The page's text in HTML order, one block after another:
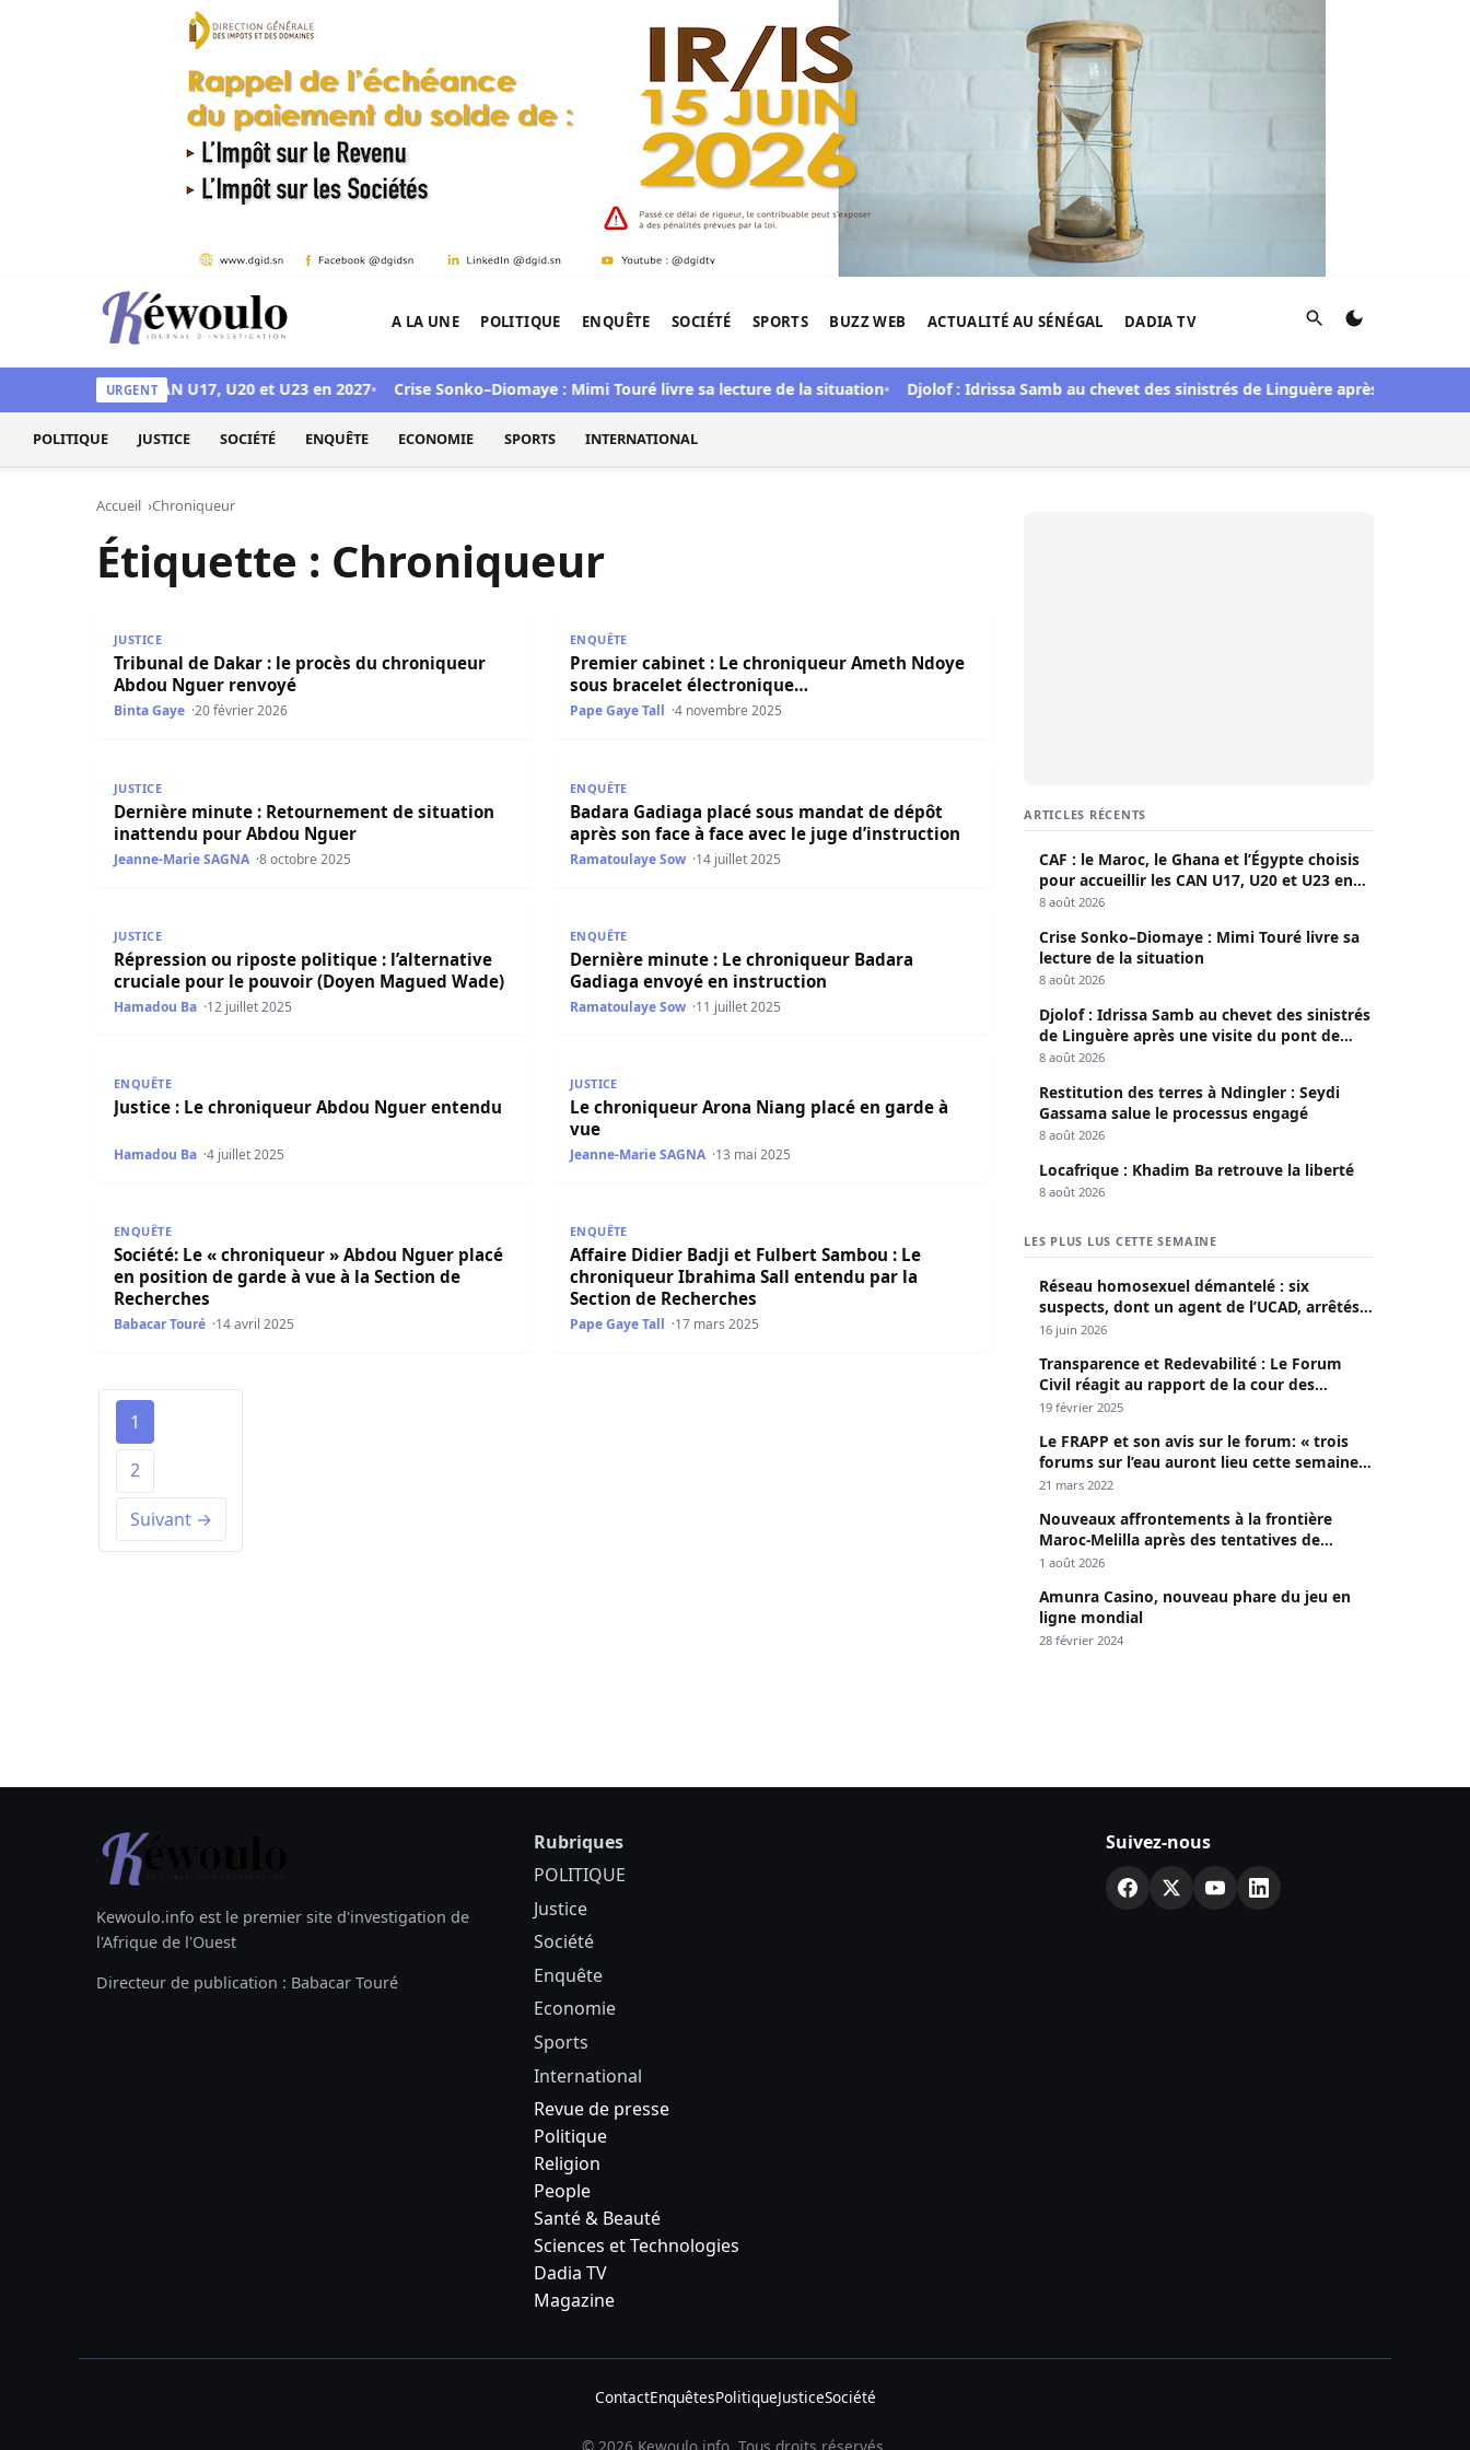
Aller au contenu
Kéwoulo, le premier site d'information et d'investigation de l'Afrique.
A LA UNE POLITIQUE ENQUÊTE SOCIÉTÉ SPORTS BUZZ WEB ACTUALITÉ AU SÉNÉGAL DADIA TV Rechercher
URGENT
accueillir les CAN U17, U20 et U23 en 2027 Crise Sonko–Diomaye : Mimi Touré livre sa lecture de la situation Djolof : Idrissa Samb au chevet des sinistrés de Linguère après une visite du
POLITIQUE JUSTICE SOCIÉTÉ ENQUÊTE ECONOMIE SPORTS INTERNATIONAL
Accueil Chroniqueur
Étiquette : Chroniqueur
JUSTICE
Tribunal de Dakar : le procès du chroniqueur
Abdou Nguer renvoyé
Binta Gaye 20 février 2026
ENQUÊTE
Premier cabinet : Le chroniqueur Ameth Ndoye
sous bracelet électronique…
Pape Gaye Tall 4 novembre 2025
JUSTICE
Dernière minute : Retournement de situation
inattendu pour Abdou Nguer
Jeanne-Marie SAGNA 8 octobre 2025
ENQUÊTE
Badara Gadiaga placé sous mandat de dépôt
après son face à face avec le juge d’instruction
Ramatoulaye Sow 14 juillet 2025
JUSTICE
Répression ou riposte politique : l’alternative
cruciale pour le pouvoir (Doyen Magued Wade)
Hamadou Ba 12 juillet 2025
ENQUÊTE
Dernière minute : Le chroniqueur Badara
Gadiaga envoyé en instruction
Ramatoulaye Sow 11 juillet 2025
ENQUÊTE
Justice : Le chroniqueur Abdou Nguer entendu
Hamadou Ba 4 juillet 2025
JUSTICE
Le chroniqueur Arona Niang placé en garde à
vue
Jeanne-Marie SAGNA 13 mai 2025
ENQUÊTE
Société: Le « chroniqueur » Abdou Nguer placé
en position de garde à vue à la Section de
Recherches
Babacar Touré 14 avril 2025
ENQUÊTE
Affaire Didier Badji et Fulbert Sambou : Le
chroniqueur Ibrahima Sall entendu par la
Section de Recherches
Pape Gaye Tall 17 mars 2025
1
2
Suivant →
ARTICLES RÉCENTS
CAF : le Maroc, le Ghana et l’Égypte choisis
pour accueillir les CAN U17, U20 et U23 en
2027
8 août 2026
Crise Sonko–Diomaye : Mimi Touré livre sa
lecture de la situation
8 août 2026
Djolof : Idrissa Samb au chevet des sinistrés
de Linguère après une visite du pont de
Thylla
8 août 2026
Restitution des terres à Ndingler : Seydi
Gassama salue le processus engagé
8 août 2026
Locafrique : Khadim Ba retrouve la liberté
8 août 2026
LES PLUS LUS CETTE SEMAINE
Réseau homosexuel démantelé : six
suspects, dont un agent de l’UCAD, arrêtés à
Keur Massar ; l’un avoue avoir propagé le
16 juin 2026
Transparence et Redevabilité : Le Forum
Civil réagit au rapport de la cour des
comptes
19 février 2025
Le FRAPP et son avis sur le forum: « trois
forums sur l’eau auront lieu cette semaine à
Dakar »
21 mars 2022
Nouveaux affrontements à la frontière
Maroc-Melilla après des tentatives de
passage
1 août 2026
Amunra Casino, nouveau phare du jeu en
ligne mondial
28 février 2024
Kewoulo.info est le premier site d'investigation de
l'Afrique de l'Ouest
Directeur de publication : Babacar Touré
Rubriques
POLITIQUE
Justice
Société
Enquête
Economie
Sports
International
Revue de presse
Politique
Religion
People
Santé & Beauté
Sciences et Technologies
Dadia TV
Magazine
Suivez-nous
ContactEnquêtesPolitiqueJusticeSociété